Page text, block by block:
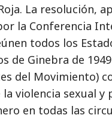
La resolución,
la Conferencia
todos los
de Ginebra de
del Movimiento)
violencia sexual y
en todas las